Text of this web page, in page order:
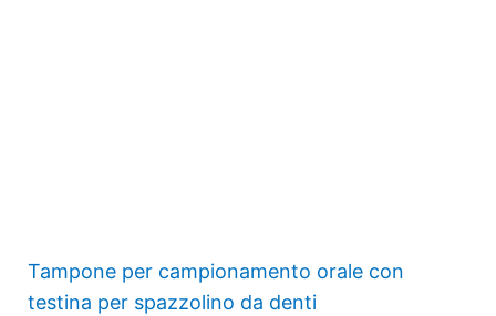
Tampone per campionamento orale con
testina per spazzolino da denti